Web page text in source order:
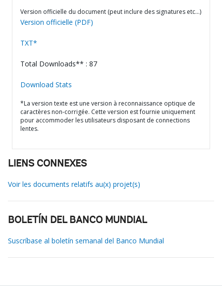
Version officielle du document (peut inclure des signatures etc…)
Version officielle (PDF)
TXT*
Total Downloads** : 87
Download Stats
*La version texte est une version à reconnaissance optique de
caractères non-corrigée. Cette version est fournie uniquement
pour accommoder les utilisateurs disposant de connections
lentes.
LIENS CONNEXES
Voir les documents relatifs au(x) projet(s)
BOLETÍN DEL BANCO MUNDIAL
Suscríbase al boletín semanal del Banco Mundial